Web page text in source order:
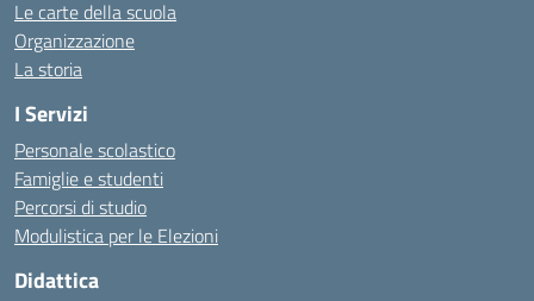
Le carte della scuola
Organizzazione
La storia
I Servizi
Personale scolastico
Famiglie e studenti
Percorsi di studio
Modulistica per le Elezioni
Didattica